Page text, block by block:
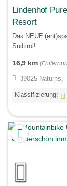
Lindenhof
Resort
Das NEUE
Südtirol!
16,9 km
39025 Naturns,
Klassifizierung: